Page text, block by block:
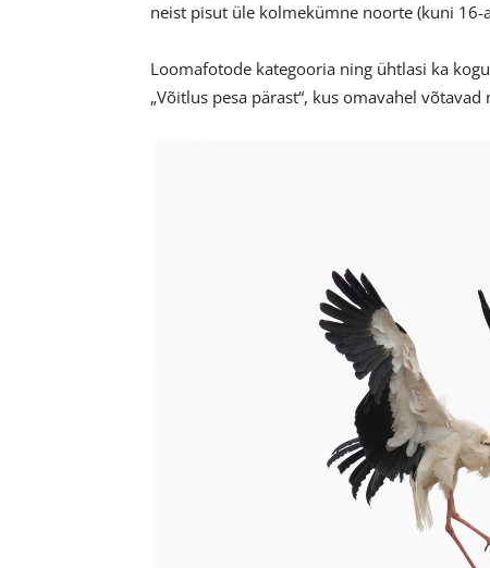
neist pisut üle kolmekümne noorte (kuni 16-
Loomafotode kategooria ning ühtlasi ka
„Võitlus pesa pärast“, kus omavahel